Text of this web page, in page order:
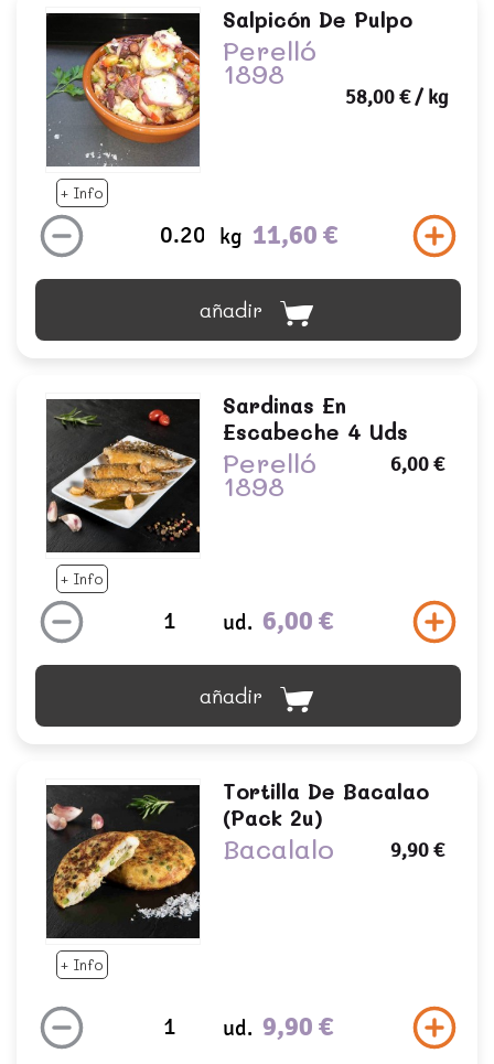
+ Info
Salpicón De Pulpo
Perelló
1898
58,00 €/ kg
kg 11,60 €
añadir
+ Info
Sardinas En
Escabeche 4 Uds
Perelló
1898
6,00 €
ud. 6,00 €
añadir
+ Info
Tortilla De Bacalao
(pack 2u)
Bacalalo 9,90 €
ud. 9,90 €